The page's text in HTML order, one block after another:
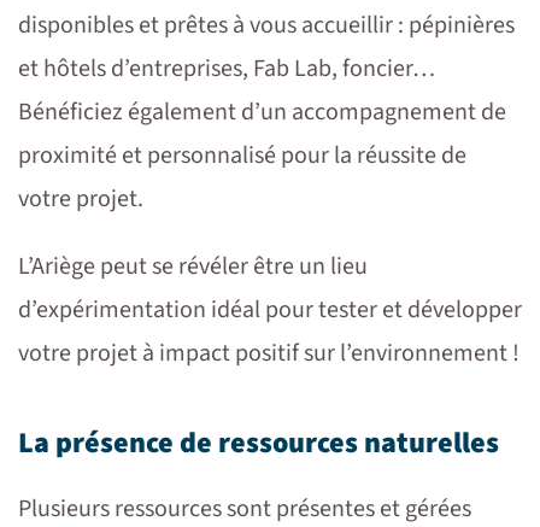
disponibles et prêtes à vous accueillir : pépinières
et hôtels d’entreprises, Fab Lab, foncier…
Bénéficiez également d’un accompagnement de
proximité et personnalisé pour la réussite de
votre projet.
L’Ariège peut se révéler être un lieu
d’expérimentation idéal pour tester et développer
votre projet à impact positif sur l’environnement !
La présence de ressources naturelles
Plusieurs ressources sont présentes et gérées